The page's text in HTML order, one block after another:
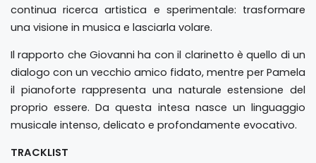
continua ricerca artistica e sperimentale: trasformare
una visione in musica e lasciarla volare.
Il rapporto che Giovanni ha con il clarinetto è quello di un
dialogo con un vecchio amico fidato, mentre per Pamela
il pianoforte rappresenta una naturale estensione del
proprio essere. Da questa intesa nasce un linguaggio
musicale intenso, delicato e profondamente evocativo.
TRACKLIST